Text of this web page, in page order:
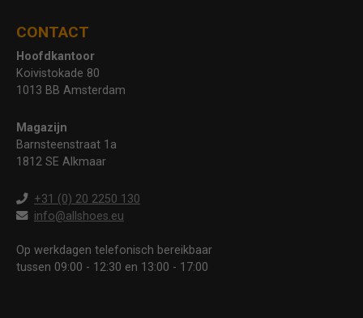
CONTACT
Hoofdkantoor
Koivistokade 80
1013 BB Amsterdam
Magazijn
Barnsteenstraat 1a
1812 SE Alkmaar
+31 (0) 20 2250 130
info@allshoes.eu
Op werkdagen telefonisch bereikbaar
tussen 09:00 - 12:30 en 13:00 - 17:00